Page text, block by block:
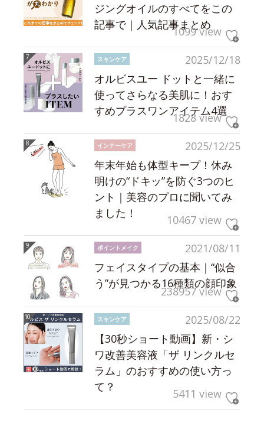
ジングオイルのすべてをこの
記事で｜人気記事まとめ
1099 view
2025/12/18
スキンケア
オルビスユー ドットと一緒に
使ってさらなる美肌に！おす
すめプラスワンアイテム4選
1828 view
2025/12/25
インナーケア
年末年始も体型キープ！休み
明けの“ドキッ”を防ぐ3つのヒ
ント｜美容のプロに聞いてみ
ました！
10467 view
2021/08/11
ポイントメイク
フェイスタイプの基本｜“似合
う”が見つかる16種類の顔印象
238957 view
2025/08/22
スキンケア
【30秒ショート動画】新・シ
ワ改善美容液「ザ リンクルセ
ラム」のおすすめの使い方っ
て？
5411 view